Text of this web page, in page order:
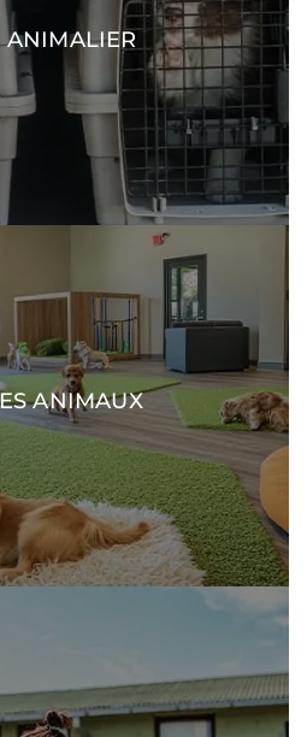
ANIMALIER
ANIMAUX